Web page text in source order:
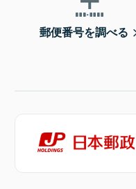
郵便番号を調べる